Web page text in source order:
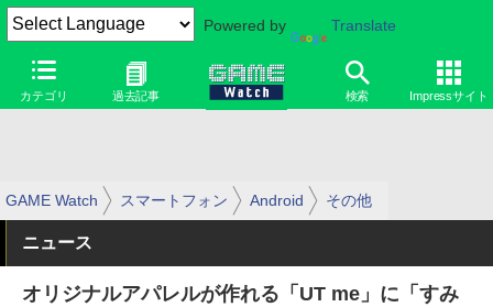
Powered by Translate
カテゴリ 過去記事 検索 Impressサイト
GAME Watch スマートフォン Android その他
ニュース
オリジナルアパレルが作れる「UT me」に「すみ